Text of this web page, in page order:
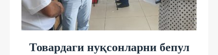
Товардаги нуқсонларни бепул